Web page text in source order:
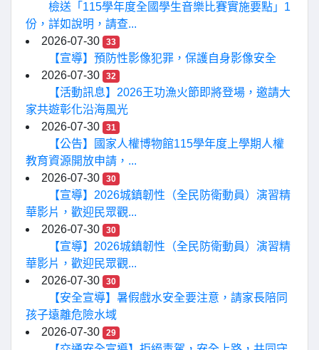
檢送「115學年度全國學生音樂比賽實施要點」1
份，詳如說明，請查...
2026-07-30
33
【宣導】預防性影像犯罪，保護自身影像安全
2026-07-30
32
【活動訊息】2026王功漁火節即將登場，邀請大
家共遊彰化沿海風光
2026-07-30
31
【公告】國家人權博物館115學年度上學期人權
教育資源開放申請，...
2026-07-30
30
【宣導】2026城鎮韌性（全民防衛動員）演習精
華影片，歡迎民眾觀...
2026-07-30
30
【宣導】2026城鎮韌性（全民防衛動員）演習精
華影片，歡迎民眾觀...
2026-07-30
30
【安全宣導】暑假戲水安全要注意，請家長陪同
孩子遠離危險水域
2026-07-30
29